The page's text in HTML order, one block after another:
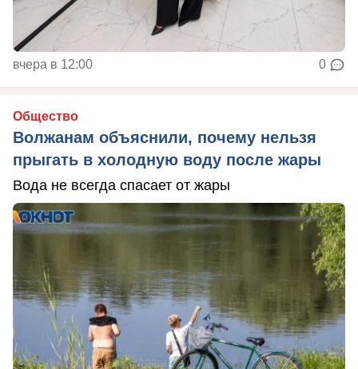
вчера в 12:00 0
Общество
Волжанам объяснили, почему нельзя
прыгать в холодную воду после жары
Вода не всегда спасает от жары